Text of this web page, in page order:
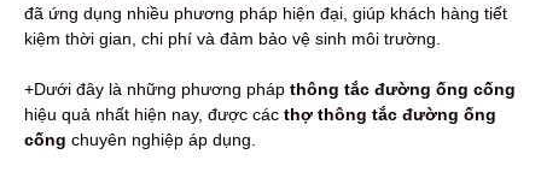
đã ứng dụng nhiều phương pháp hiện đại, giúp khách hàng tiết
kiệm thời gian, chi phí và đảm bảo vệ sinh môi trường.
+Dưới đây là những phương pháp thông tắc đường ống cống
hiệu quả nhất hiện nay, được các thợ thông tắc đường ống
cống chuyên nghiệp áp dụng.